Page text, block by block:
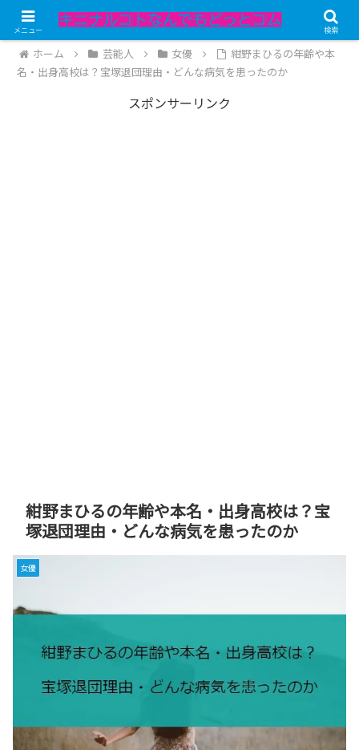
記事内にPRが含まれています。
ホーム 芸能人 女優
紺野まひるの年齢や本
名・出身高校は？宝塚退団理由・どんな病気を患ったのか
スポンサーリンク
紺野まひるの年齢や本名・出身高校は？宝
塚退団理由・どんな病気を患ったのか
女優
メニュー 検索